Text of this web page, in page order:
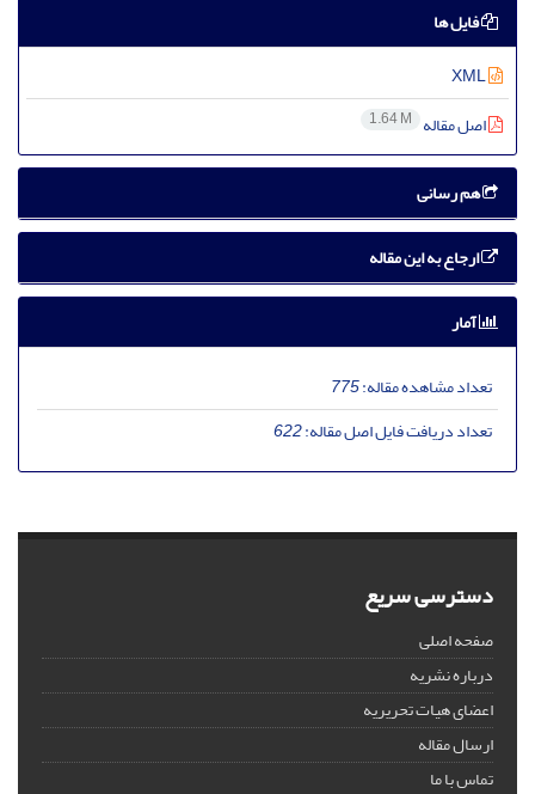
فایل ها
اصل مقاله 1.64 M
هم رسانی
ارجاع به این مقاله
آمار
تعداد مشاهده مقاله:775
تعداد دریافت فایل اصل مقاله:622
دسترسی سریع
صفحه اصلی
درباره نشریه
اعضای هیات تحریریه
ارسال مقاله
تماس با ما